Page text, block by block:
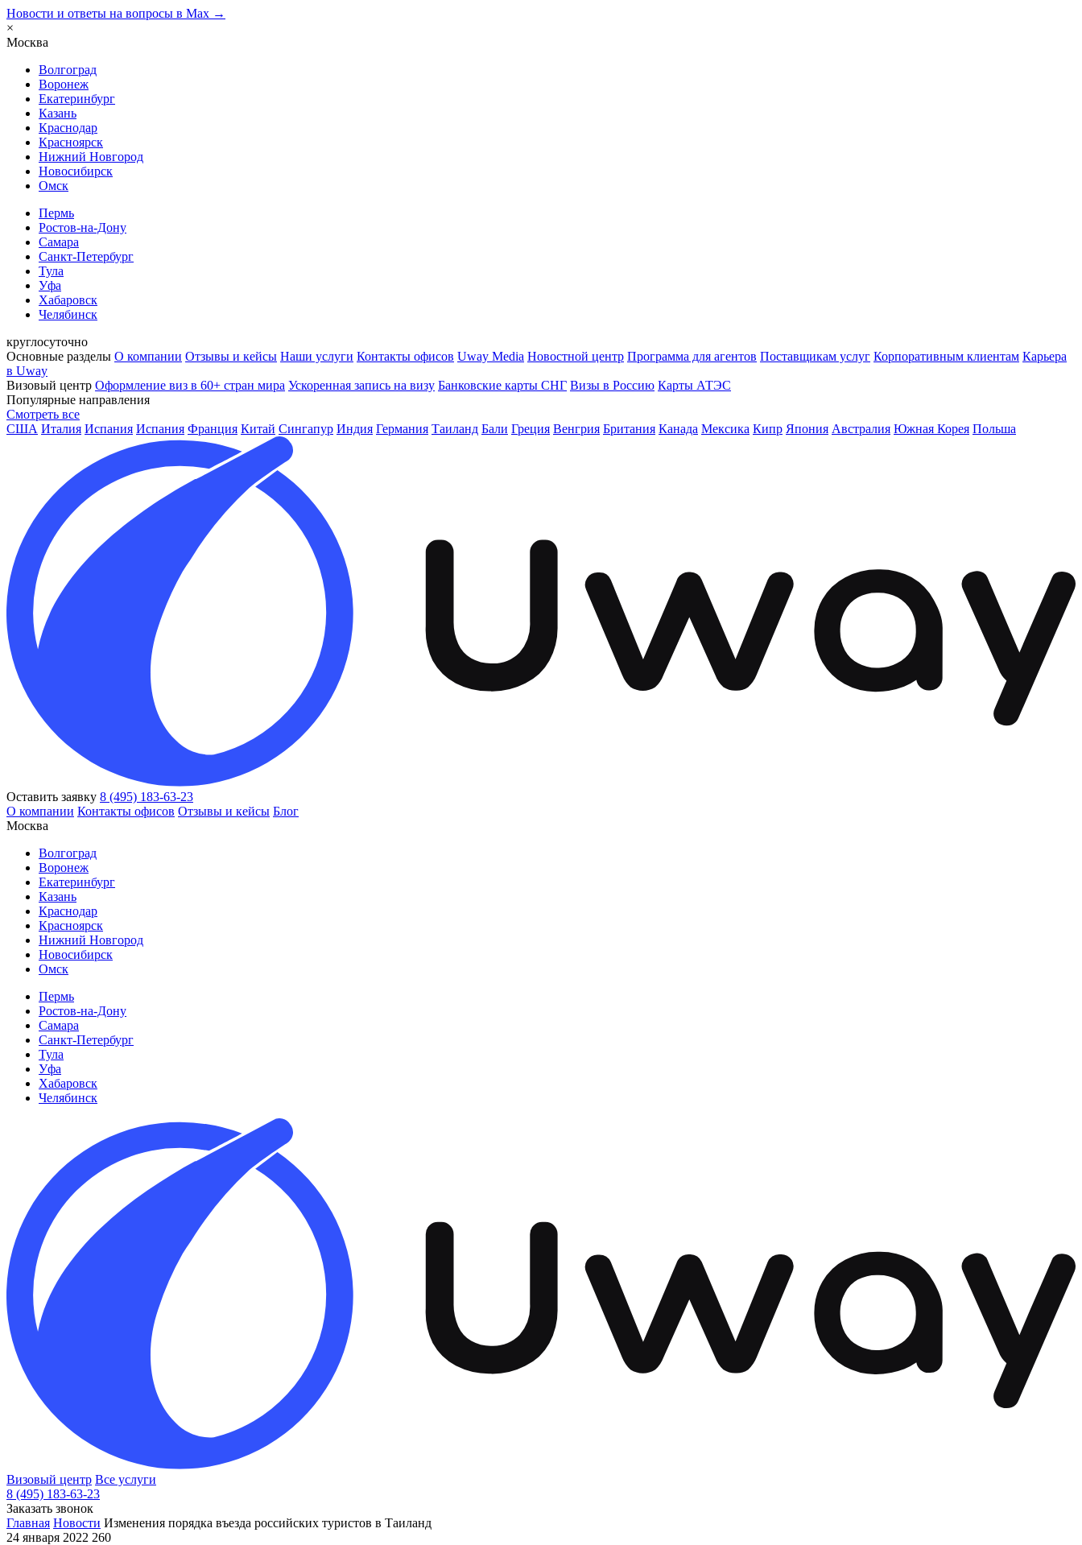
Новости и ответы на вопросы в Max →
×
Москва
Волгоград
Воронеж
Екатеринбург
Казань
Краснодар
Красноярск
Нижний Новгород
Новосибирск
Омск
Пермь
Ростов-на-Дону
Самара
Санкт-Петербург
Тула
Уфа
Хабаровск
Челябинск
круглосуточно
Основные разделы О компании Отзывы и кейсы Наши услуги Контакты офисов Uway Media Новостной центр Программа для агентов Поставщикам услуг Корпоративным клиентам Карьера
в Uway
Визовый центр Оформление виз в 60+ стран мира Ускоренная запись на визу Банковские карты СНГ Визы в Россию Карты АТЭС
Популярные направления
Смотреть все
США Италия Испания Испания Франция Китай Сингапур Индия Германия Таиланд Бали Греция Венгрия Британия Канада Мексика Кипр Япония Австралия Южная Корея Польша
Оставить заявку 8 (495) 183-63-23
О компании Контакты офисов Отзывы и кейсы Блог
Москва
Волгоград
Воронеж
Екатеринбург
Казань
Краснодар
Красноярск
Нижний Новгород
Новосибирск
Омск
Пермь
Ростов-на-Дону
Самара
Санкт-Петербург
Тула
Уфа
Хабаровск
Челябинск
Визовый центр Все услуги
8 (495) 183-63-23
Заказать звонок
Главная Новости Изменения порядка въезда российских туристов в Таиланд
24 января 2022 260